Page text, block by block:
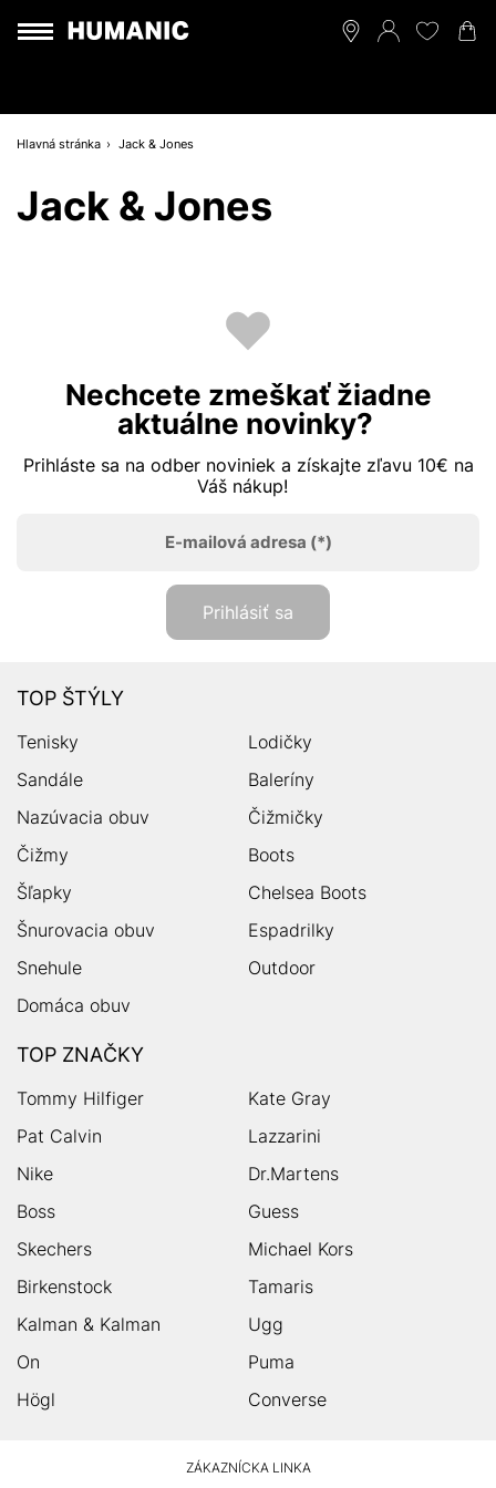
Hlavná stránka Jack & Jones
Jack & Jones
Nechcete zmeškať žiadne
aktuálne novinky?
Prihláste sa na odber noviniek a získajte zľavu 10€ na
Váš nákup!
E-mailová adresa (*)
Prihlásiť sa
TOP ŠTÝLY
Tenisky
Lodičky
Sandále
Baleríny
Nazúvacia obuv
Čižmičky
Čižmy
Boots
Šľapky
Chelsea Boots
Šnurovacia obuv
Espadrilky
Snehule
Outdoor
Domáca obuv
TOP ZNAČKY
Tommy Hilfiger
Kate Gray
Pat Calvin
Lazzarini
Nike
Dr.Martens
Boss
Guess
Skechers
Michael Kors
Birkenstock
Tamaris
Kalman & Kalman
Ugg
On
Puma
Högl
Converse
ZÁKAZNÍCKA LINKA